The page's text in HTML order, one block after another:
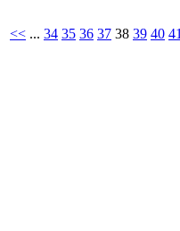
<< ... 34 35 36 37 38 39 40 41